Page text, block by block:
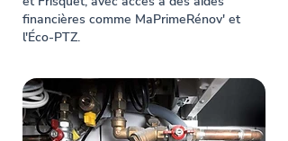
financières comme MaPrimeRénov' et
l'Éco-PTZ.